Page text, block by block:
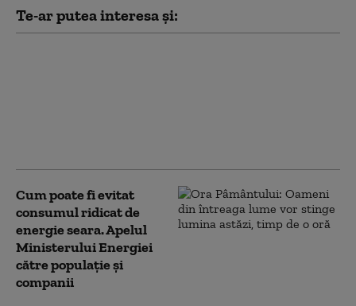
Te-ar putea interesa și:
Cum poate fi evitat
consumul ridicat de
energie seara. Apelul
Ministerului Energiei
către populație și
companii